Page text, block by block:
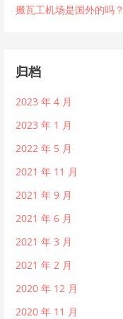
搬瓦工机场是国外的吗？
归档
2023 年 4 月
2023 年 1 月
2022 年 5 月
2021 年 11 月
2021 年 9 月
2021 年 6 月
2021 年 3 月
2021 年 2 月
2020 年 12 月
2020 年 11 月